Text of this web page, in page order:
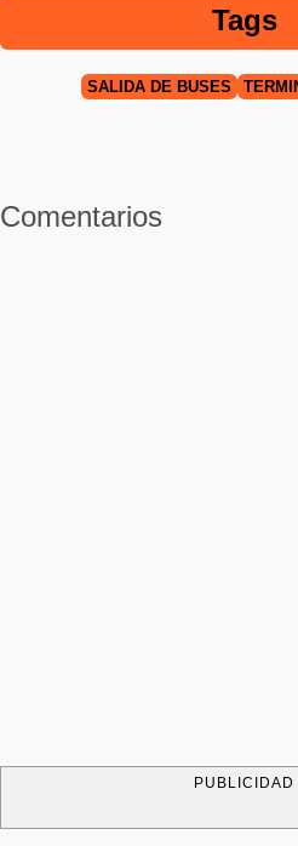
Tags
SALIDA DE BUSES
Comentarios
PUBLICIDAD